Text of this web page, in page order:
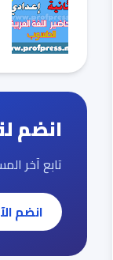
انضم
تابع آخر
انضم